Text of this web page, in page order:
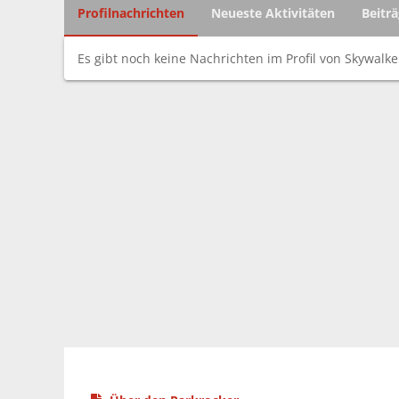
Profilnachrichten Neueste Aktivitäten
Es gibt noch keine Nachrichten im Profil von